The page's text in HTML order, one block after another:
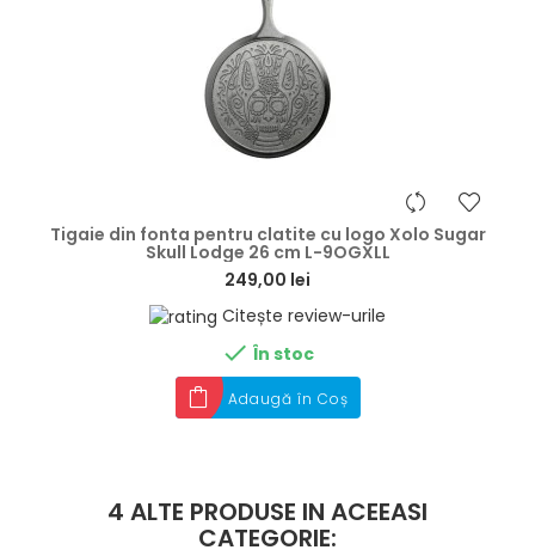
Tigaie din fonta pentru clatite cu logo Xolo Sugar
Skull Lodge 26 cm L-9OGXLL
249,00 lei
Citește review-urile
 În stoc
Adaugă în Coș
4 ALTE PRODUSE IN ACEEASI
CATEGORIE: